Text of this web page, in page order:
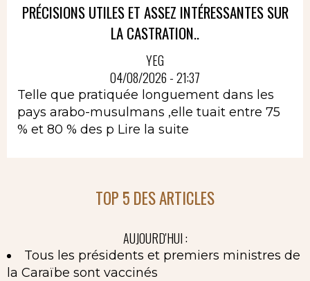
PRÉCISIONS UTILES ET ASSEZ INTÉRESSANTES SUR
LA CASTRATION..
YEG
04/08/2026 - 21:37
Telle que pratiquée longuement dans les
pays arabo-musulmans ,elle tuait entre 75
% et 80 % des p Lire la suite
TOP 5 DES ARTICLES
AUJOURD'HUI :
Tous les présidents et premiers ministres de
la Caraïbe sont vaccinés